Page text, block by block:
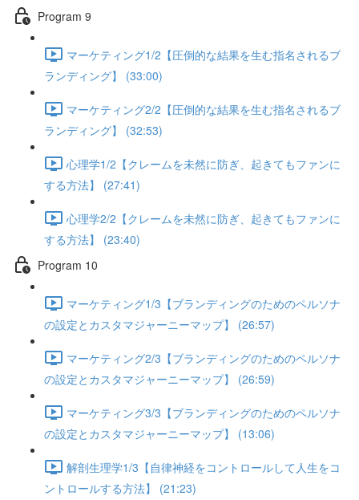
Program 9
マーケティング1/2【圧倒的な結果を生む指名されるブ
ランディング】 (33:00)
マーケティング2/2【圧倒的な結果を生む指名されるブ
ランディング】 (32:53)
心理学1/2【クレームを未然に防ぎ、起きてもファンに
する方法】 (27:41)
心理学2/2【クレームを未然に防ぎ、起きてもファンに
する方法】 (23:40)
Program 10
マーケティング1/3【ブランディングのためのペルソナ
の設定とカスタマジャーニーマップ】 (26:57)
マーケティング2/3【ブランディングのためのペルソナ
の設定とカスタマジャーニーマップ】 (26:59)
マーケティング3/3【ブランディングのためのペルソナ
の設定とカスタマジャーニーマップ】 (13:06)
解剖生理学1/3【自律神経をコントロールして人生をコ
ントロールする方法】 (21:23)